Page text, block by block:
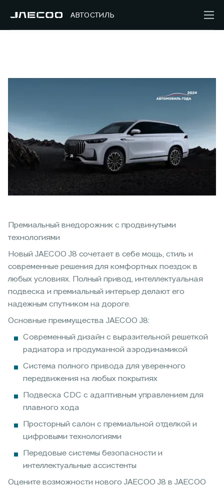
АВТОСТИЛЬ
Премиальный внедорожник с продвинутыми
технологиями
Новый JAECOO J8 сочетает в себе мощь, стиль и
современные решения для комфортных поездок в
любых условиях. Полный привод, интеллектуальная
подвеска и премиальный интерьер делают его
надежным спутником на дороге.
Основные преимущества JAECOO J8:
Современный дизайн с выразительной решеткой
радиатора и продуманной аэродинамикой
Система полного привода для уверенного
передвижения на любых покрытиях
Подвеска CDC с адаптивным управлением для
плавного хода
Просторный салон с премиальной отделкой и
цифровыми технологиями
Передовые системы безопасности и
интеллектуальные ассистенты
Оцените возможности нового JAECOO J8 в JAECOO